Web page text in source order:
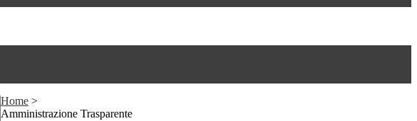
Home >
Amministrazione Trasparente